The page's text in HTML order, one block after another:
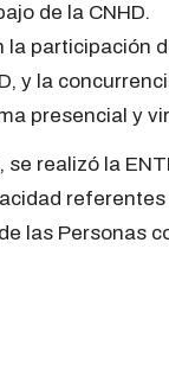
de la CNHD.
participación
y la
presencial y
realizó la
las Personas